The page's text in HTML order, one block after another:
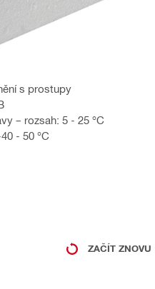
s prostupy
– rozsah: 5 - 25 °C
- 50 °C
ZAČÍT ZNOVU